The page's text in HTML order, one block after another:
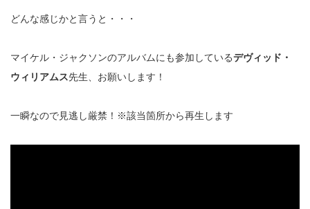
どんな感じかと言うと・・・
マイケル・ジャクソンのアルバムにも参加しているデヴィッド・
ウィリアムス先生、お願いします！
一瞬なので見逃し厳禁！※該当箇所から再生します